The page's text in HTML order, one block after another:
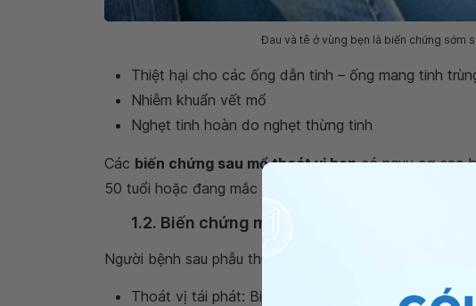
Đau và tê ở vùng bẹn là biến chứng sớm
Thiệt hại cho các ống dẫn tinh – ống mang tinh
Nhiễm khuẩn vết mổ
Nghẹt tinh hoàn do nghẹt thừng tinh
Các biến chứng sau mổ thoát vị bẹncó nguy cơ cao
50 tuổi hoặc đang mắc các bệnh khác kèm theo như
1.2. Biến chứng muộn
Người bệnh sau phẫu thuật có thể gặp các biến chứng
Thoát vị tái phát: Biến chứng này hay gặp ở người